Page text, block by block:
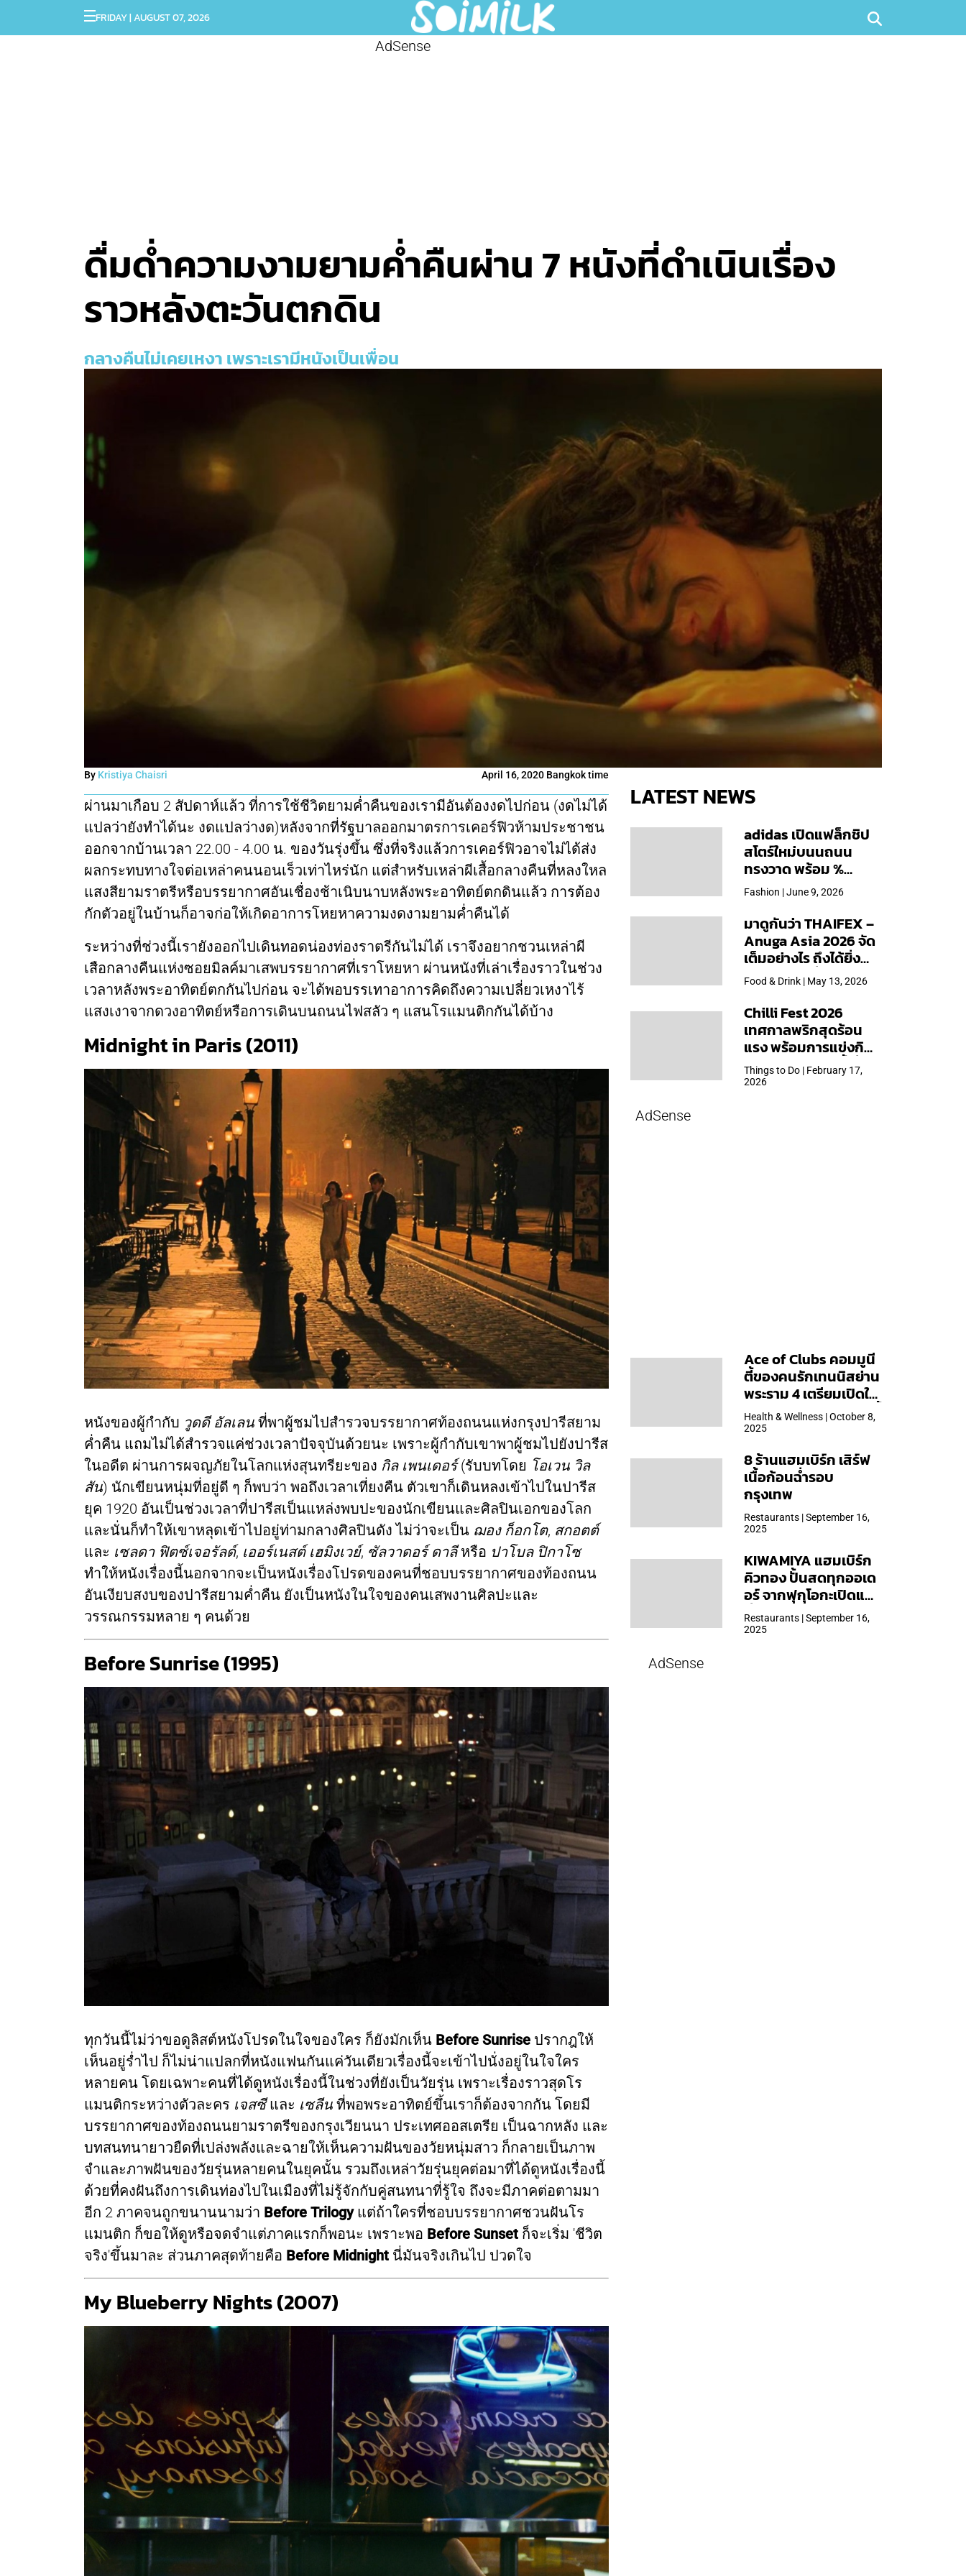
FRIDAY | AUGUST 07, 2026
AdSense
ดื่มด่ำความงามยามค่ำคืนผ่าน 7 หนังที่ดำเนินเรื่อง
ราวหลังตะวันตกดิน
กลางคืนไม่เคยเหงา เพราะเรามีหนังเป็นเพื่อน
By Kristiya Chaisri April 16, 2020 Bangkok time
ผ่านมาเกือบ 2 สัปดาห์แล้ว ที่การใช้ชีวิตยามค่ำคืนของเรามีอันต้องงดไปก่อน (งดไม่ได้
แปลว่ายังทำได้นะ งดแปลว่างด)หลังจากที่รัฐบาลออกมาตรการเคอร์ฟิวห้ามประชาชน
ออกจากบ้านเวลา 22.00 - 4.00 น. ของวันรุ่งขึ้น ซึ่งที่จริงแล้วการเคอร์ฟิวอาจไม่ได้ส่ง
ผลกระทบทางใจต่อเหล่าคนนอนเร็วเท่าไหร่นัก แต่สำหรับเหล่าผีเสื้อกลางคืนที่หลงใหล
แสงสียามราตรีหรือบรรยากาศอันเชื่องช้าเนิบนาบหลังพระอาทิตย์ตกดินแล้ว การต้อง
กักตัวอยู่ในบ้านก็อาจก่อให้เกิดอาการโหยหาความงดงามยามค่ำคืนได้
ระหว่างที่ช่วงนี้เรายังออกไปเดินทอดน่องท่องราตรีกันไม่ได้ เราจึงอยากชวนเหล่าผี
เสือกลางคืนแห่งซอยมิลค์มาเสพบรรยากาศที่เราโหยหา ผ่านหนังที่เล่าเรื่องราวในช่วง
เวลาหลังพระอาทิตย์ตกกันไปก่อน จะได้พอบรรเทาอาการคิดถึงความเปลี่ยวเหงาไร้
แสงเงาจากดวงอาทิตย์หรือการเดินบนถนนไฟสลัว ๆ แสนโรแมนติกกันได้บ้าง
Midnight in Paris (2011)
หนังของผู้กำกับ วูดดี อัลเลน ที่พาผู้ชมไปสำรวจบรรยากาศท้องถนนแห่งกรุงปารีสยาม
ค่ำคืน แถมไม่ได้สำรวจแค่ช่วงเวลาปัจจุบันด้วยนะ เพราะผู้กำกับเขาพาผู้ชมไปยังปารีส
ในอดีต ผ่านการผจญภัยในโลกแห่งสุนทรียะของ กิล เพนเดอร์(รับบทโดย โอเวน วิล
สัน) นักเขียนหนุ่มที่อยู่ดี ๆ ก็พบว่า พอถึงเวลาเที่ยงคืน ตัวเขาก็เดินหลงเข้าไปในปารีส
ยุค 1920 อันเป็นช่วงเวลาที่ปารีสเป็นแหล่งพบปะของนักเขียนและศิลปินเอกของโลก
และนั่นก็ทำให้เขาหลุดเข้าไปอยู่ท่ามกลางศิลปินดัง ไม่ว่าจะเป็น ฌอง ก็อกโต, สกอตต์
และ เซลดา ฟิตซ์เจอรัลด์, เออร์เนสต์ เฮมิงเวย์, ซัลวาดอร์ ดาลีหรือ ปาโบล ปิกาโซ
ทำให้หนังเรื่องนี้นอกจากจะเป็นหนังเรื่องโปรดของคนที่ชอบบรรยากาศของท้องถนน
อันเงียบสงบของปารีสยามค่ำคืน ยังเป็นหนังในใจของคนเสพงานศิลปะและ
วรรณกรรมหลาย ๆ คนด้วย
Before Sunrise (1995)
ทุกวันนี้ไม่ว่าขอดูลิสต์หนังโปรดในใจของใคร ก็ยังมักเห็น Before Sunrise ปรากฎให้
เห็นอยู่ร่ำไป ก็ไม่น่าแปลกที่หนังแฟนกันแค่วันเดียวเรื่องนี้จะเข้าไปนั่งอยู่ในใจใคร
หลายคน โดยเฉพาะคนที่ได้ดูหนังเรื่องนี้ในช่วงที่ยังเป็นวัยรุ่น เพราะเรื่องราวสุดโร
แมนติกระหว่างตัวละคร เจสซีและ เซลีน ที่พอพระอาทิตย์ขึ้นเราก็ต้องจากกัน โดยมี
บรรยากาศของท้องถนนยามราตรีของกรุงเวียนนา ประเทศออสเตรีย เป็นฉากหลัง และ
บทสนทนายาวยืดที่เปล่งพลังและฉายให้เห็นความฝันของวัยหนุ่มสาว ก็กลายเป็นภาพ
จำและภาพฝันของวัยรุ่นหลายคนในยุคนั้น รวมถึงเหล่าวัยรุ่นยุคต่อมาที่ได้ดูหนังเรื่องนี้
ด้วยที่คงฝันถึงการเดินท่องไปในเมืองที่ไม่รู้จักกับคู่สนทนาที่รู้ใจ ถึงจะมีภาคต่อตามมา
อีก 2 ภาคจนถูกขนานนามว่า Before Trilogyแต่ถ้าใครที่ชอบบรรยากาศชวนฝันโร
แมนติก ก็ขอให้ดูหรือจดจำแต่ภาคแรกก็พอนะ เพราะพอ Before Sunset ก็จะเริ่ม 'ชีวิต
จริง'ขึ้นมาละ ส่วนภาคสุดท้ายคือ Before Midnight นี่มันจริงเกินไป ปวดใจ
My Blueberry Nights (2007)
LATEST NEWS
adidas เปิดแฟล็กชิป
สโตร์ใหม่บนนถนน
ทรงวาด พร้อม %
Arabica และคอลเลก
ชันพิเศษเฉพาะสาขา
Fashion | June 9, 2026
มาดูกันว่า THAIFEX –
Anuga Asia 2026 จัด
เต็มอย่างไร ถึงได้ยิ่ง
ใหญ่สุดเท่าที่เคยจัดมา
Food & Drink | May 13, 2026
Chilli Fest 2026
เทศกาลพริกสุดร้อน
แรง พร้อมการแข่งกิน
พริก จัด 28 มี.ค.นี้ ที่โรง
แรมคิมป์ตัน มาลัยฯ
Things to Do | February 17,
2026
AdSense
Ace of Clubs คอมมูนี
ตี้ของคนรักเทนนิสย่าน
พระราม 4 เตรียมเปิดให้
บริการวันแรก 19 ต.ค. นี้
Health & Wellness | October 8,
2025
8 ร้านแฮมเบิร์ก เสิร์ฟ
เนื้อก้อนฉ่ำรอบ
กรุงเทพ
Restaurants | September 16,
2025
KIWAMIYA แฮมเบิร์ก
คิวทอง ปั้นสดทุกออเด
อร์ จากฟุกุโอกะเปิดแล้ว
ที่ Central Park
Restaurants | September 16,
2025
AdSense